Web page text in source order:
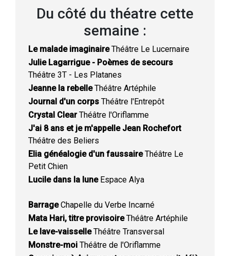
Du côté du théatre cette
semaine :
Le malade imaginaireThéâtre Le Lucernaire
Julie Lagarrigue - Poèmes de secours
Théâtre 3T - Les Platanes
Jeanne la rebelleThéâtre Artéphile
Journal d'un corps Théâtre l'Entrepôt
Crystal ClearThéâtre l'Oriflamme
J'ai 8 ans et je m'appelle Jean Rochefort
Théâtre des Beliers
Elia généalogie d'un faussaireThéâtre Le
Petit Chien
Lucile dans la luneEspace Alya
BarrageChapelle du Verbe Incarné
Mata Hari, titre provisoireThéâtre Artéphile
Le lave-vaisselleThéâtre Transversal
Monstre-moi Théâtre de l'Oriflamme